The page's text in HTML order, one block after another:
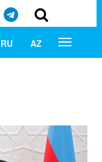
AZ
RU